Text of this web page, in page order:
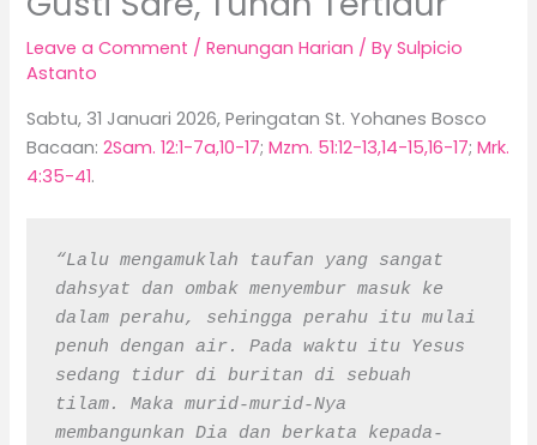
Leave a Comment /Renungan Harian / BySulpicio
Astanto
Sabtu, 31 Januari 2026, Peringatan St. Yohanes Bosco
Bacaan:2Sam. 12:1-7a,10-17;Mzm. 51:12-13,14-15,16-17;Mrk.
4:35-41.
“Lalu mengamuklah taufan yang sangat
dahsyat dan ombak menyembur masuk ke
dalam perahu, sehingga perahu itu mulai
penuh dengan air. Pada waktu itu Yesus
sedang tidur di buritan di sebuah
tilam. Maka murid-murid-Nya
membangunkan Dia dan berkata kepada-